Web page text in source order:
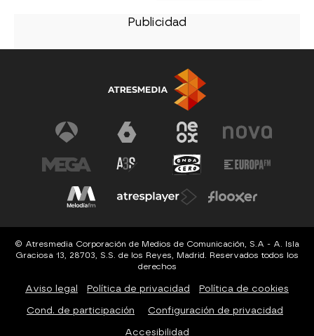
© Atresmedia Corporación de Medios de Comunicación, S.A - A. Isla
Graciosa 13, 28703, S.S. de los Reyes, Madrid. Reservados todos los
derechos
Aviso legal Política de privacidad Política de cookies
Cond. de participación Configuración de privacidad
Accesibilidad